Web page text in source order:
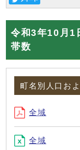
令和3年10月1
帯数
町名別人口お
全域
全域